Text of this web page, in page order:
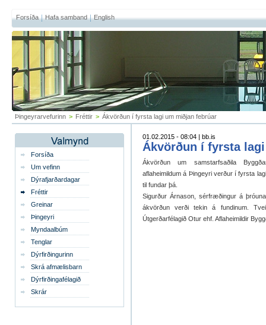
Forsíða Hafa samband English
Þingeyrarvefurinn > Fréttir > Ákvörðun í fyrsta lagi um miðjan febrúar
Forsíða
Um vefinn
Dýrafjarðardagar
Fréttir
Greinar
Þingeyri
Myndaalbúm
Tenglar
Dýrfirðingurinn
Skrá afmælisbarn
Dýrfirðingafélagið
Skrár
01.02.2015 - 08:04 | bb.is
Ákvörðun í fyrsta
Ákvörðun um samstarfsaðila
aflaheimildum á Þingeyri verður í fyrsta
til fundar þá.
Sigurður Árnason, sérfræðingur á
ákvörðun verði tekin á fundinum.
Útgerðarfélagið Otur ehf. Aflaheimildir